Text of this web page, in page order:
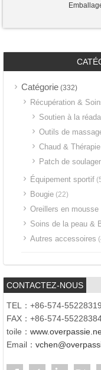
Catégorie (332)
Récupération &
Soutien à la
Outils de
Chaud &
Patch de
Équipement sportif
Bougie (22)
Oreillers en mousse
Soins de la peau &
Autres accessoires
CONTACTEZ-NOUS
TEL：+86-574-55228319
FAX：+86-574-
toile：
Email：